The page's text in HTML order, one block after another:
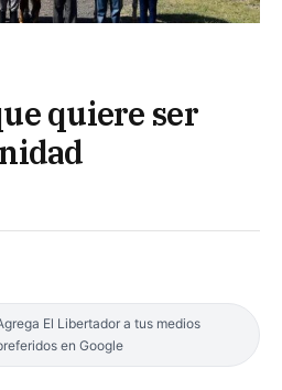
quiere ser
El Libertador a tus medios
en Google